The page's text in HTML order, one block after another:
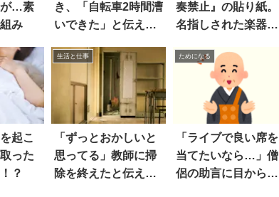
が…素
み
き、「自転車2時間漕
いできた」と伝えた
奏禁止』の貼り紙。
名指しされた楽器に
起こ
った
？
生活と仕事
「ずっとおかしいと
思ってる」教師に掃
除を終えたと伝えた
ためになる
「ライブで良い席を
当てたいなら…」僧
侶の助言に目からウ